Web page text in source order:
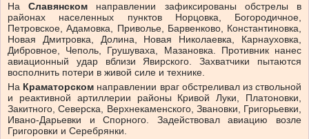
НаСлавянском направлении зафиксированы обстрелы в
районах населенных пунктов Норцовка, Богородичное,
Петровское, Адамовка, Приволье, Барвенково, Константиновка,
Новая Дмитровка, Долина, Новая Николаевка, Карнауховка,
Дибровное, Чеполь, Грушуваха, Мазановка. Противник нанес
авиационный удар вблизи Явирского. Захватчики пытаются
восполнить потери в живой силе и технике.
На Краматорском направлении враг обстреливал из ствольной
и реактивной артиллерии районы Кривой Луки, Платоновки,
Закитного, Северска, Верхнекаменского, Звановки, Григорьевки,
Ивано-Дарьевки и Спорного. Задействовал авиацию возле
Григоровки и Серебрянки.